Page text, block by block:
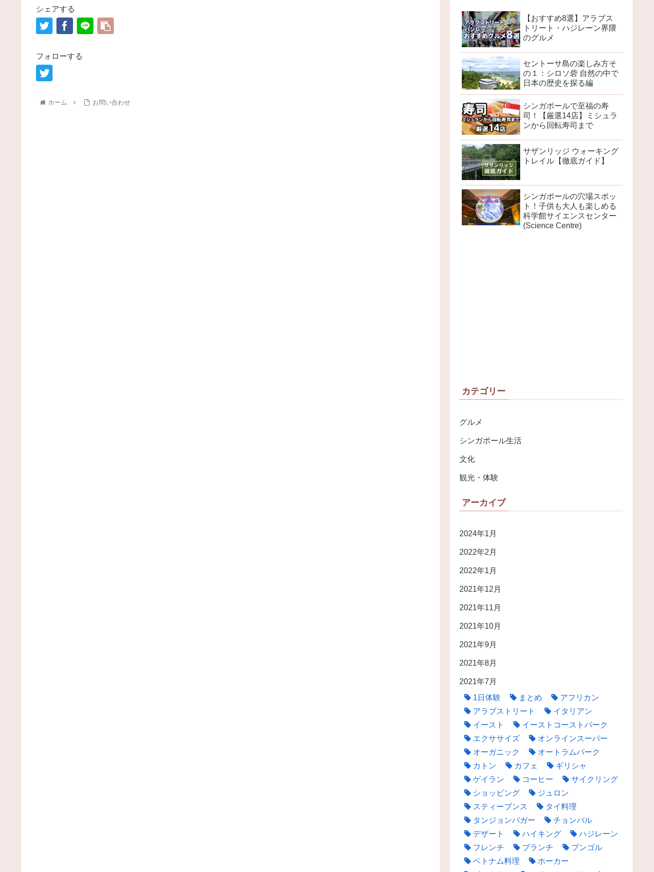
シェアする
フォローする
ホーム お問い合わせ
【おすすめ8選】アラブス
トリート・ハジレーン界隈
のグルメ
セントーサ島の楽しみ方そ
の１：シロソ砦 自然の中で
日本の歴史を探る編
シンガポールで至福の寿
司！【厳選14店】ミシュラ
ンから回転寿司まで
サザンリッジ ウォーキング
トレイル【徹底ガイド】
シンガポールの穴場スポッ
ト！子供も大人も楽しめる
科学館サイエンスセンター
(Science Centre)
カテゴリー
グルメ
シンガポール生活
文化
観光・体験
アーカイブ
2024年1月
2022年2月
2022年1月
2021年12月
2021年11月
2021年10月
2021年9月
2021年8月
2021年7月
1日体験
まとめ
アフリカン
アラブストリート
イタリアン
イースト
イーストコーストパーク
エクササイズ
オンラインスーパー
オーガニック
オートラムパーク
カトン
カフェ
ギリシャ
ゲイラン
コーヒー
サイクリング
ショッピング
ジュロン
スティーブンス
タイ料理
タンジョンパガー
チョンバル
デザート
ハイキング
ハジレーン
フレンチ
ブランチ
プンゴル
ベトナム料理
ホーカー